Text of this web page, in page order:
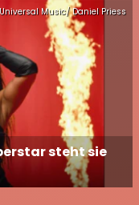
Universal Music/ Daniel Priess
steht sie